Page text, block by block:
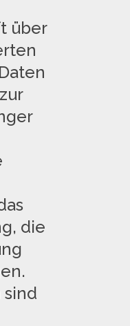
über
die